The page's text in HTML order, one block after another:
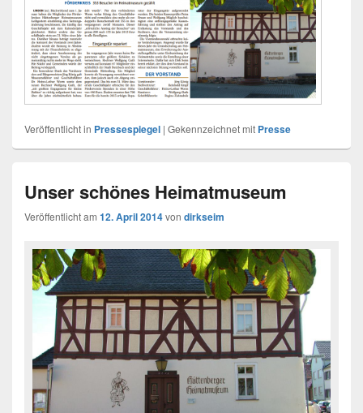
Veröffentlicht in Pressespiegel | Gekennzeichnet mit Presse
Unser schönes Heimatmuseum
Veröffentlicht am 12. April 2014von dirkseim